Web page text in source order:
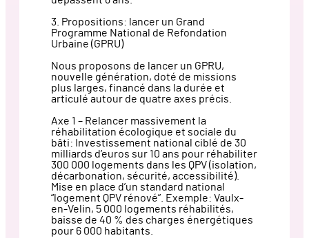
3. Propositions: lancer un Grand
Programme National de Refondation
Urbaine (GPRU)
Nous proposons de lancer un GPRU,
nouvelle génération, doté de missions
plus larges, financé dans la durée et
articulé autour de quatre axes précis.
Axe 1 – Relancer massivement la
réhabilitation écologique et sociale du
bâti: Investissement national ciblé de 30
milliards d’euros sur 10 ans pour réhabiliter
300 000 logements dans les QPV (isolation,
décarbonation, sécurité, accessibilité).
Mise en place d’un standard national
“logement QPV rénové”. Exemple: Vaulx-
en-Velin, 5 000 logements réhabilités,
baisse de 40 % des charges énergétiques
pour 6 000 habitants.